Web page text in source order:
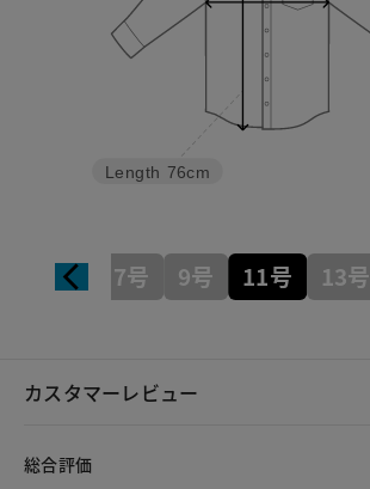
Length 76cm
7号 9号 11号 13号
カスタマーレビュー
総合評価